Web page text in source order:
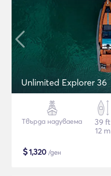
Unlimited Explorer 36
Твърда надуваема
39 ft
12 m
$1,320 /ден